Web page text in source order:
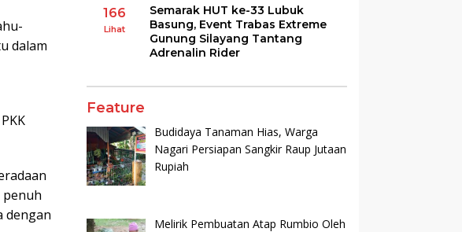
dalam
penuh
dengan
166
Lihat
Semarak HUT ke-33 Lubuk
Basung, Event Trabas Extreme
Gunung Silayang Tantang
Adrenalin Rider
Feature
Budidaya Tanaman Hias, Warga
Nagari Persiapan Sangkir Raup Jutaan
Rupiah
Melirik Pembuatan Atap Rumbio Oleh